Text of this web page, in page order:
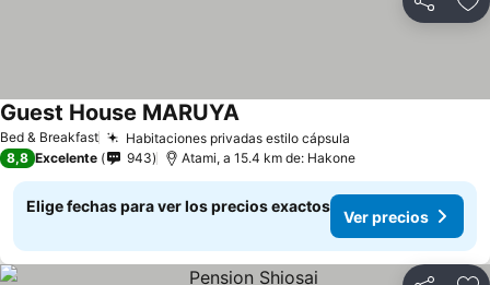
Compartir
Bed & Breakfast Habitaciones privadas estilo cápsula
Guest House MARUYA
8,8 Excelente 943 Atami, a 15.4 km de: Hakone
Elige fechas para ver los precios exactos
Ver precios